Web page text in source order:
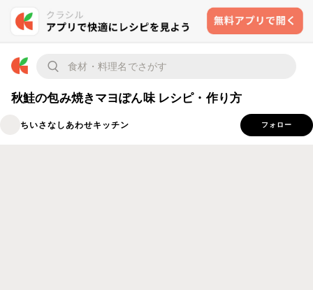
秋鮭の包み焼きマヨぽん味 レシピ・作り方
ちいさなしあわせキッチン フォロー